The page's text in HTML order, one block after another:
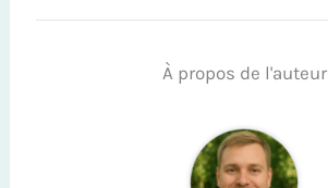
À propos de l'auteur